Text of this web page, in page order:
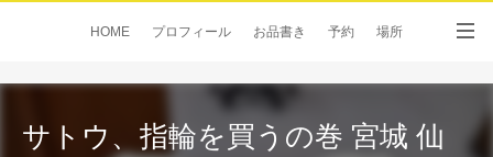
HOME プロフィール お品書き 予約 場所
SNS
サトウ、指輪を買うの巻 宮城 仙